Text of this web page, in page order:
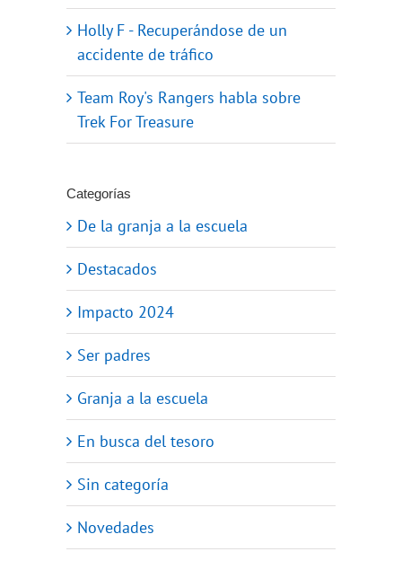
Holly F - Recuperándose de un
accidente de tráfico
Team Roy's Rangers habla sobre
Trek For Treasure
Categorías
De la granja a la escuela
Destacados
Impacto 2024
Ser padres
Granja a la escuela
En busca del tesoro
Sin categoría
Novedades